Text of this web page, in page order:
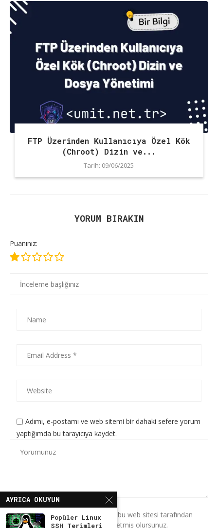
FTP Üzerinden Kullanıcıya Özel Kök
(Chroot) Dizin ve...
Tarih: 09/06/2025
YORUM BIRAKIN
Puanınız:
Adımı, e-postamı ve web sitemi bir dahaki sefere yorum
yaptığımda bu tarayıcıya kaydet.
* Bu formu kullanarak verilerinizin bu web sitesi tarafından
saklanmasını ve işlenmesini kabul etmiş olursunuz.
AYRICA OKUYUN
Popüler Linux
SSH Terimleri